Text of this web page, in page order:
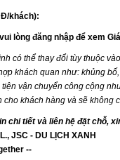
khách):
lòng đăng nhập để xem
có thể thay đổi tùy thuộc
khách quan như: khủng
vận chuyển công cộng
cho khách hàng và sẽ
chi tiết và liên hệ đặt chỗ,
JSC - DU LỊCH XANH
--